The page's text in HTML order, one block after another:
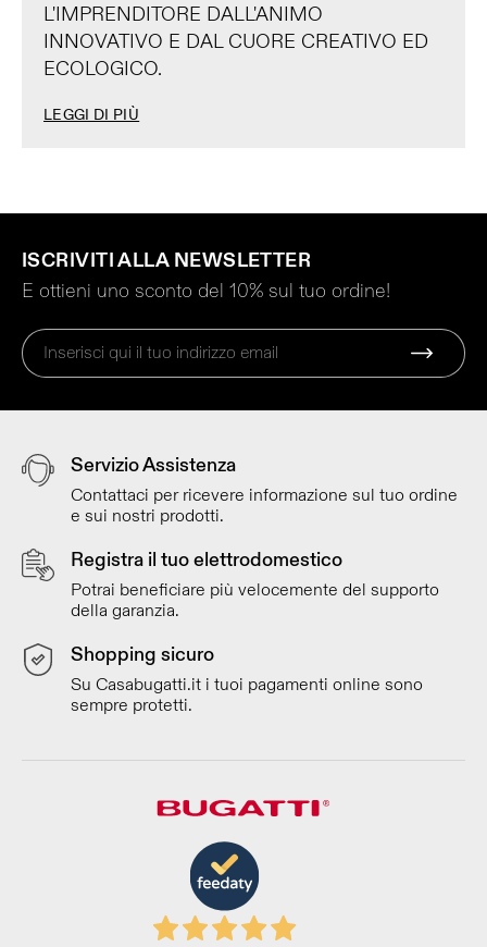
L'IMPRENDITORE DALL'ANIMO
INNOVATIVO E DAL CUORE CREATIVO ED
ECOLOGICO.
LEGGI DI PIÙ
ISCRIVITI ALLA NEWSLETTER
E ottieni uno sconto del 10% sul tuo ordine!
Servizio Assistenza
Contattaci per ricevere informazione sul tuo ordine
e sui nostri prodotti.
Registra il tuo elettrodomestico
Potrai beneficiare più velocemente del supporto
della garanzia.
Shopping sicuro
Su Casabugatti.it i tuoi pagamenti online sono
sempre protetti.